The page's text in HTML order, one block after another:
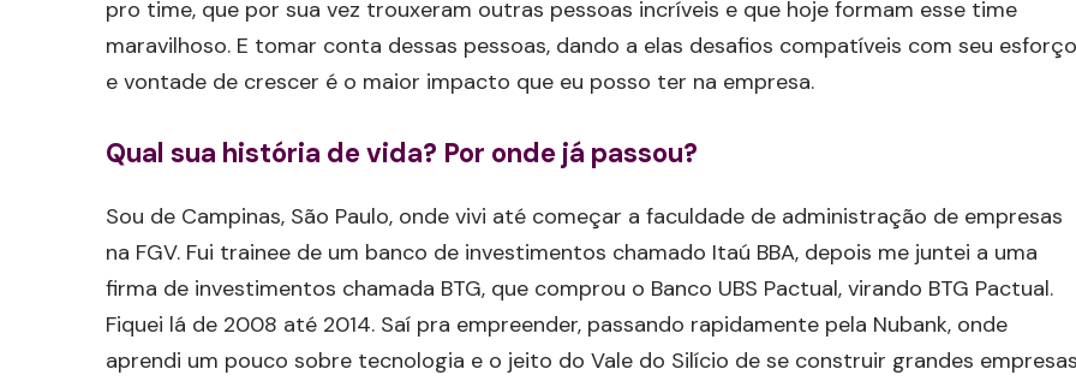
pro time, que por sua vez trouxeram outras pessoas incríveis e que hoje formam esse time
maravilhoso. E tomar conta dessas pessoas, dando a elas desafios compatíveis com seu esforço
e vontade de crescer é o maior impacto que eu posso ter na empresa.
Qual sua história de vida? Por onde já passou?
Sou de Campinas, São Paulo, onde vivi até começar a faculdade de administração de empresas
na FGV. Fui trainee de um banco de investimentos chamado Itaú BBA, depois me juntei a uma
firma de investimentos chamada BTG, que comprou o Banco UBS Pactual, virando BTG Pactual.
Fiquei lá de 2008 até 2014. Saí pra empreender, passando rapidamente pela Nubank, onde
aprendi um pouco sobre tecnologia e o jeito do Vale do Silício de se construir grandes